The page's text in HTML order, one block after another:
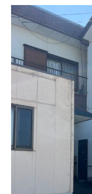
トップページ
ブログ
イベント
会社案内
採用情報
お問い合わせ
・資料請求
商品紹介
・MUKU
・DENTOU
・MARUTA
・CUSTOM
ORDER
・REFORM